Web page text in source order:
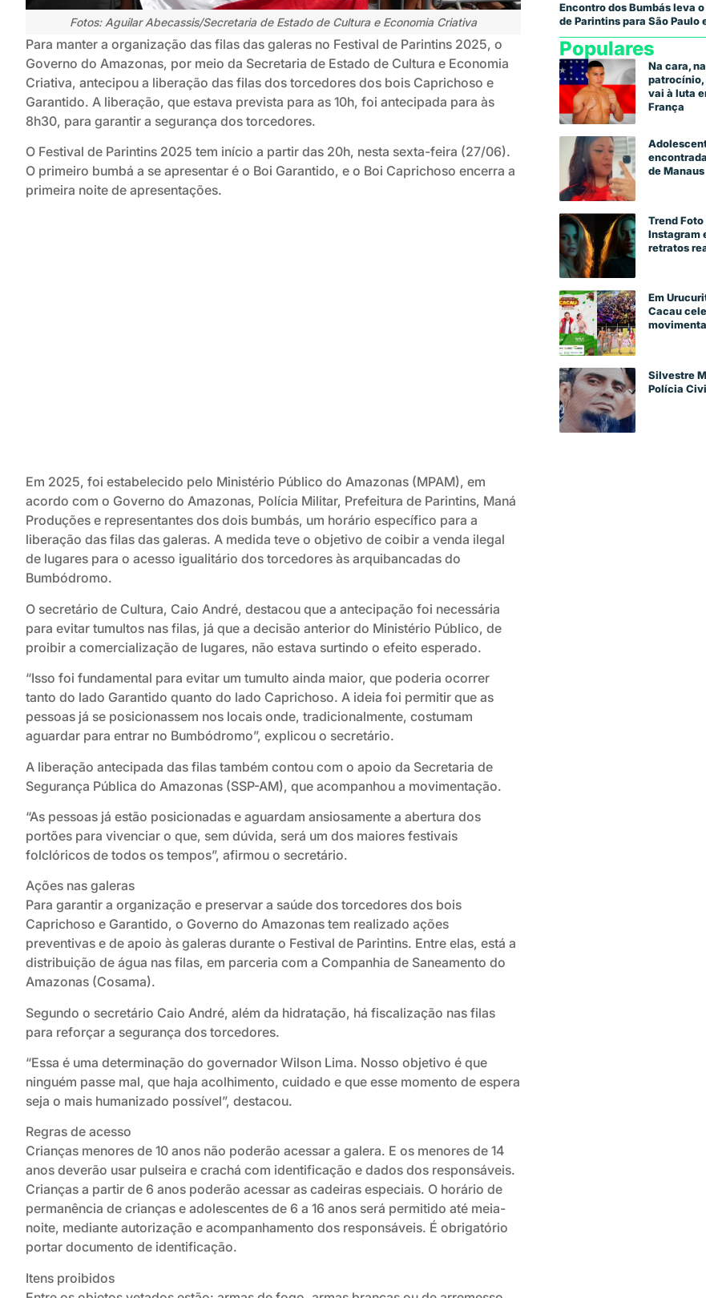
Fotos: Aguilar Abecassis/Secretaria de Estado de Cultura e Economia Criativa
Para manter a organização das filas das galeras no Festival de Parintins 2025, o
Governo do Amazonas, por meio da Secretaria de Estado de Cultura e Economia
Criativa, antecipou a liberação das filas dos torcedores dos bois Caprichoso e
Garantido. A liberação, que estava prevista para as 10h, foi antecipada para às
8h30, para garantir a segurança dos torcedores.
O Festival de Parintins 2025 tem início a partir das 20h, nesta sexta-feira (27/06).
O primeiro bumbá a se apresentar é o Boi Garantido, e o Boi Caprichoso encerra a
primeira noite de apresentações.
Em 2025, foi estabelecido pelo Ministério Público do Amazonas (MPAM), em
acordo com o Governo do Amazonas, Polícia Militar, Prefeitura de Parintins, Maná
Produções e representantes dos dois bumbás, um horário específico para a
liberação das filas das galeras. A medida teve o objetivo de coibir a venda ilegal
de lugares para o acesso igualitário dos torcedores às arquibancadas do
Bumbódromo.
O secretário de Cultura, Caio André, destacou que a antecipação foi necessária
para evitar tumultos nas filas, já que a decisão anterior do Ministério Público, de
proibir a comercialização de lugares, não estava surtindo o efeito esperado.
“Isso foi fundamental para evitar um tumulto ainda maior, que poderia ocorrer
tanto do lado Garantido quanto do lado Caprichoso. A ideia foi permitir que as
pessoas já se posicionassem nos locais onde, tradicionalmente, costumam
aguardar para entrar no Bumbódromo”, explicou o secretário.
A liberação antecipada das filas também contou com o apoio da Secretaria de
Segurança Pública do Amazonas (SSP-AM), que acompanhou a movimentação.
“As pessoas já estão posicionadas e aguardam ansiosamente a abertura dos
portões para vivenciar o que, sem dúvida, será um dos maiores festivais
folclóricos de todos os tempos”, afirmou o secretário.
Ações nas galeras
Para garantir a organização e preservar a saúde dos torcedores dos bois
Caprichoso e Garantido, o Governo do Amazonas tem realizado ações
preventivas e de apoio às galeras durante o Festival de Parintins. Entre elas, está a
distribuição de água nas filas, em parceria com a Companhia de Saneamento do
Amazonas (Cosama).
Segundo o secretário Caio André, além da hidratação, há fiscalização nas filas
para reforçar a segurança dos torcedores.
“Essa é uma determinação do governador Wilson Lima. Nosso objetivo é que
ninguém passe mal, que haja acolhimento, cuidado e que esse momento de espera
seja o mais humanizado possível”, destacou.
Regras de acesso
Crianças menores de 10 anos não poderão acessar a galera. E os menores de 14
anos deverão usar pulseira e crachá com identificação e dados dos responsáveis.
Crianças a partir de 6 anos poderão acessar as cadeiras especiais. O horário de
permanência de crianças e adolescentes de 6 a 16 anos será permitido até meia-
noite, mediante autorização e acompanhamento dos responsáveis. É obrigatório
portar documento de identificação.
Itens proibidos
Encontro dos Bumbás leva
de Parintins para São Paulo
Populares
Na cara,
vai à luta
França
de Manaus
Trend
Instagram
retratos
Em
Cacau
Silvestre
Polícia